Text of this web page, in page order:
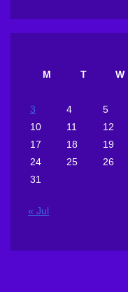
M
T W
3
4 5
10
11 12
17
18 19
24
25 26
31
« Jul